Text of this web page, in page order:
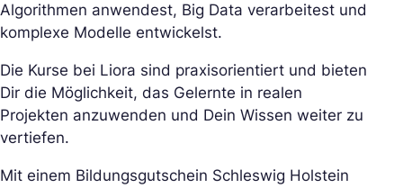
Algorithmen anwendest, Big Data verarbeitest und
komplexe Modelle entwickelst.
Die Kurse bei Liora sind praxisorientiert und bieten
Dir die Möglichkeit, das Gelernte in realen
Projekten anzuwenden und Dein Wissen weiter zu
vertiefen.
Mit einem Bildungsgutschein Schleswig Holstein